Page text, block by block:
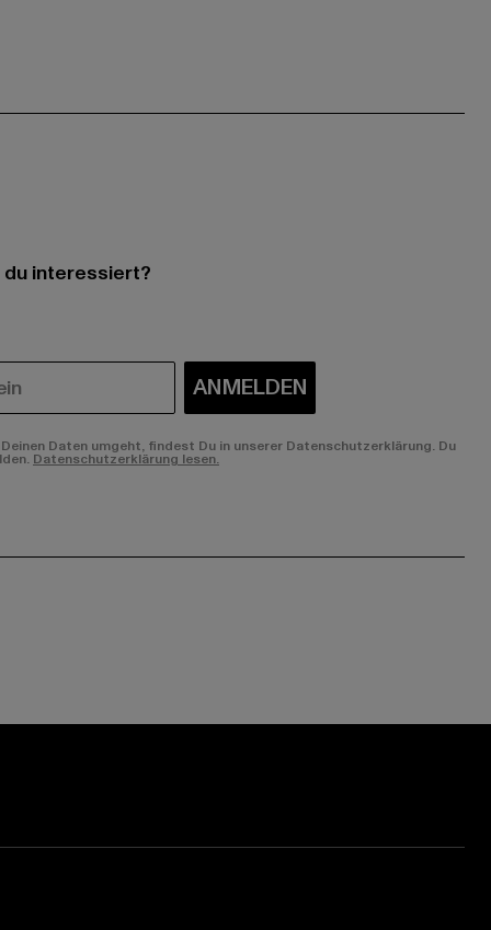
interessiert?
ANMELDEN
Daten umgeht, findest Du in unserer Datenschutzerklärung. Du
Datenschutzerklärung lesen.